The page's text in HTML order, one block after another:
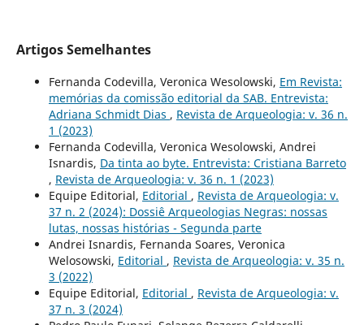
Artigos Semelhantes
Fernanda Codevilla, Veronica Wesolowski, Em Revista:
memórias da comissão editorial da SAB. Entrevista:
Adriana Schmidt Dias , Revista de Arqueologia: v. 36 n.
1 (2023)
Fernanda Codevilla, Veronica Wesolowski, Andrei
Isnardis, Da tinta ao byte. Entrevista: Cristiana Barreto
, Revista de Arqueologia: v. 36 n. 1 (2023)
Equipe Editorial, Editorial , Revista de Arqueologia: v.
37 n. 2 (2024): Dossiê Arqueologias Negras: nossas
lutas, nossas histórias - Segunda parte
Andrei Isnardis, Fernanda Soares, Veronica
Welosowski, Editorial , Revista de Arqueologia: v. 35 n.
3 (2022)
Equipe Editorial, Editorial , Revista de Arqueologia: v.
37 n. 3 (2024)